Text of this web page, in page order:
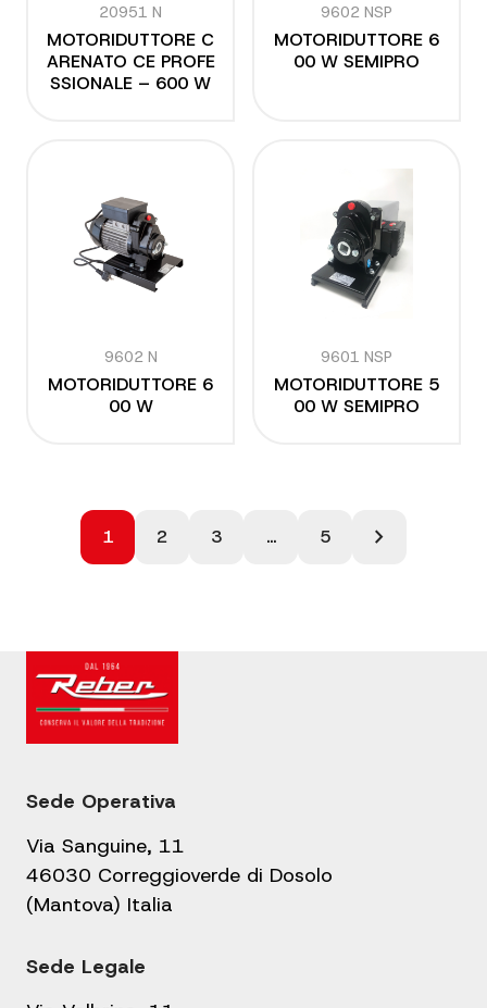
20951 N
MOTORIDUTTORE C
ARENATO CE PROFE
SSIONALE – 600 W
9602 NSP
MOTORIDUTTORE 6
00 W SEMIPRO
9602 N
MOTORIDUTTORE 6
00 W
9601 NSP
MOTORIDUTTORE 5
00 W SEMIPRO
Paginazione
degli
1 2 3 … 5 chevron_right
Sede Operativa
Via Sanguine, 11
46030 Correggioverde di Dosolo
(Mantova) Italia
Sede Legale